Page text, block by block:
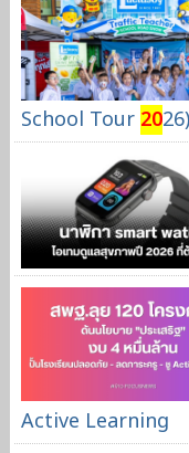
School Tour 20
Active Learning